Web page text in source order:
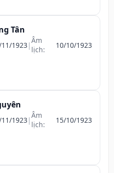
Tân
1923|Âm
lịch:
10/10/1923
1923|Âm
lịch:
15/10/1923